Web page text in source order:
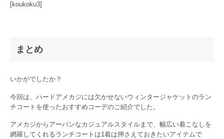
[koukoku3]
まとめ
いかがでしたか？
今回は、ハードアメカジには欠かせないウィンタージャケットのラン
チコートを使ったおすすめコーデのご紹介でした。
アメカジからアーバンなカジュアルスタイルまで、幅広い着こなしを
網羅してくれるランチコートは1着は押さえておきたいアイテムで